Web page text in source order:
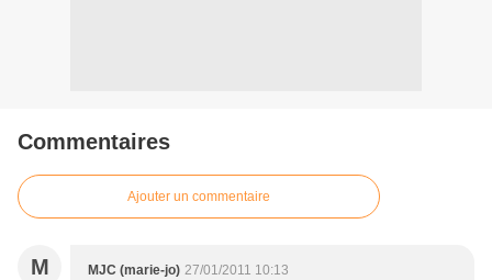
Commentaires
Ajouter un commentaire
M MJC (marie-jo) 27/01/2011 10:13